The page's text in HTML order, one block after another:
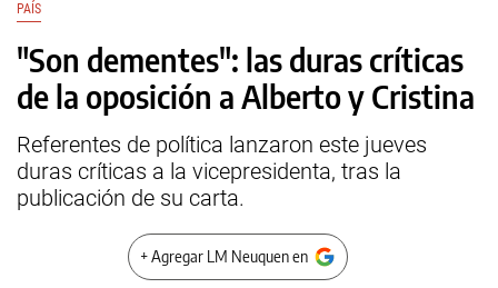
PAÍS
"Son dementes": las duras críticas
de la oposición a Alberto y Cristina
Referentes de política lanzaron este jueves
duras críticas a la vicepresidenta, tras la
publicación de su carta.
+ Agregar LM Neuquen en